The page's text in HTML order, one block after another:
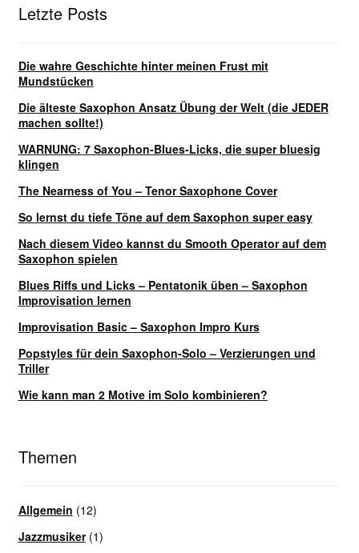
Letzte Posts
Die wahre Geschichte hinter meinen Frust mit
Mundstücken
Die älteste Saxophon Ansatz Übung der Welt (die JEDER
machen sollte!)
WARNUNG: 7 Saxophon-Blues-Licks, die super bluesig
klingen
The Nearness of You – Tenor Saxophone Cover
So lernst du tiefe Töne auf dem Saxophon super easy
Nach diesem Video kannst du Smooth Operator auf dem
Saxophon spielen
Blues Riffs und Licks – Pentatonik üben – Saxophon
Improvisation lernen
Improvisation Basic – Saxophon Impro Kurs
Popstyles für dein Saxophon-Solo – Verzierungen und
Triller
Wie kann man 2 Motive im Solo kombinieren?
Themen
Allgemein (12)
Jazzmusiker(1)